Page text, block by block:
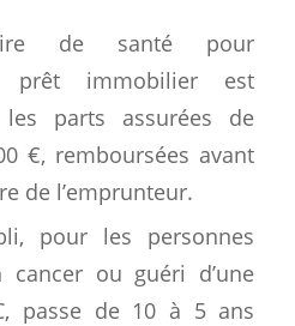
de santé pour
prêt immobilier est
parts assurées de
€, remboursées avant
de l’emprunteur.
pour les personnes
ou guéri d’une
passe de 10 à 5 ans